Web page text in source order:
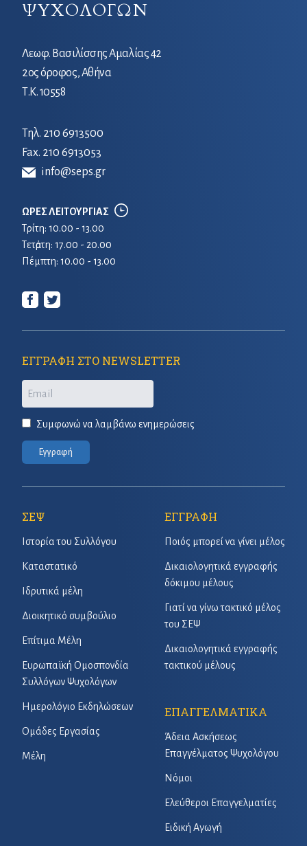
ΨΥΧΟΛΟΓΩΝ
Λεωφ. Βασιλίσσης Αμαλίας 42
2ος όροφος, Αθήνα
Τ.Κ. 10558
Τηλ. 210 6913500
Fax. 210 6913053
info@seps.gr
ΩΡΕΣ ΛΕΙΤΟΥΡΓΙΑΣ
Τρίτη: 10.00 - 13.00
Τετἀρτη: 17.00 - 20.00
Πέμπτη: 10.00 - 13.00
ΕΓΓΡΑΦΗ ΣΤΟ NEWSLETTER
Email
Συμφωνώ να λαμβάνω ενημερώσεις
Εγγραφή
ΣΕΨ
Ιστορία του Συλλόγου
Καταστατικό
Ιδρυτικά μέλη
Διοικητικό συμβούλιο
Επίτιμα Μέλη
Ευρωπαϊκή Ομοσπονδία
Συλλόγων Ψυχολόγων
Ημερολόγιο Εκδηλώσεων
Ομάδες Εργασίας
Μέλη
ΕΓΓΡΑΦΗ
Ποιός μπορεί να γίνει μέλος
Δικαιολογητικά εγγραφής
δόκιμου μέλους
Γιατί να γίνω τακτικό μέλος
του ΣΕΨ
Δικαιολογητικά εγγραφής
τακτικού μέλους
ΕΠΑΓΓΕΛΜΑΤΙΚΑ
Άδεια Ασκήσεως
Επαγγέλματος Ψυχολόγου
Νόμοι
Ελεύθεροι Επαγγελματίες
Ειδική Αγωγή